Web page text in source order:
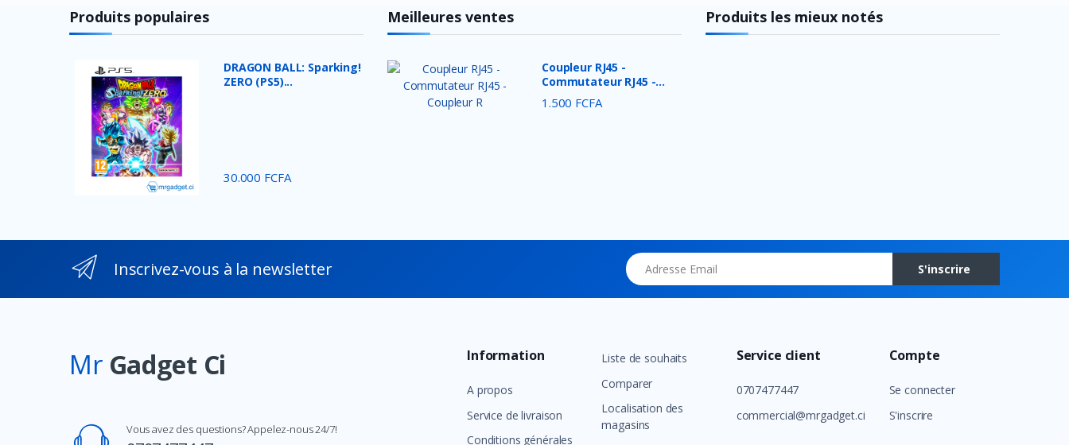
Produits populaires
DRAGON BALL: Sparking!
ZERO (PS5)...
30.000 FCFA
Meilleures ventes
Coupleur RJ45 -
Commutateur RJ45 -
Coupleur R...
1.500 FCFA
Produits les mieux notés
Inscrivez-vous à la newsletter Adresse Email
S'inscrire
Mr Gadget Ci
Vous avez des questions? Appelez-nous 24/7!
Information
A propos
Service de livraison
Conditions générales
Liste de souhaits
Comparer
Localisation des
magasins
Service client
0707477447
commercial@mrgadget.ci
Compte
Se connecter
S'inscrire